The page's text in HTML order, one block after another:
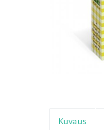
Kuvaus